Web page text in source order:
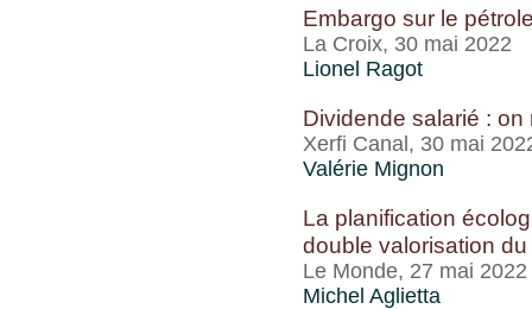
Embargo sur le
La Croix, 30 mai 2022
Lionel Ragot
Dividende salarié : on
Xerfi Canal, 30 mai
Valérie Mignon
La planification
double valorisation
Le Monde, 27 mai 2022
Michel Aglietta